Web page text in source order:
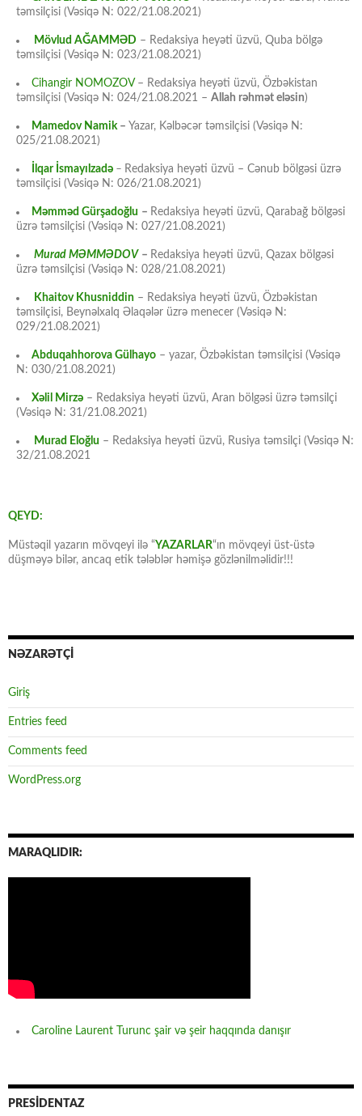
təmsilçisi (Vəsiqə N: 022/21.08.2021)
Mövlud AĞAMMƏD – Redaksiya heyəti üzvü, Quba bölgə
təmsilçisi (Vəsiqə N: 023/21.08.2021)
Cihangir NOMOZOV– Redaksiya heyəti üzvü, Özbəkistan
təmsilçisi (Vəsiqə N: 024/21.08.2021 – Allah rəhmət eləsin)
Mamedov Namik– Yazar, Kəlbəcər təmsilçisi (Vəsiqə N:
025/21.08.2021)
İlqar İsmayılzadə – Redaksiya heyəti üzvü – Cənub bölgəsi üzrə
təmsilçisi (Vəsiqə N: 026/21.08.2021)
Məmməd Gürşadoğlu – Redaksiya heyəti üzvü, Qarabağ bölgəsi
üzrə təmsilçisi (Vəsiqə N: 027/21.08.2021)
Murad MƏMMƏDOV – Redaksiya heyəti üzvü, Qazax bölgəsi
üzrə təmsilçisi (Vəsiqə N: 028/21.08.2021)
Khaitov Khusniddin – Redaksiya heyəti üzvü, Özbəkistan
təmsilçisi, Beynəlxalq Əlaqələr üzrə menecer (Vəsiqə N:
029/21.08.2021)
Abduqahhorova Gülhayo – yazar, Özbəkistan təmsilçisi (Vəsiqə
N: 030/21.08.2021)
Xəlil Mirzə – Redaksiya heyəti üzvü, Aran bölgəsi üzrə təmsilçi
(Vəsiqə N: 31/21.08.2021)
Murad Eloğlu – Redaksiya heyəti üzvü, Rusiya təmsilçi (Vəsiqə N:
32/21.08.2021
QEYD:
Müstəqil yazarın mövqeyi ilə “YAZARLAR“ın mövqeyi üst-üstə
düşməyə bilər, ancaq etik tələblər həmişə gözlənilməlidir!!!
NƏZARƏTÇİ
Giriş
Entries feed
Comments feed
WordPress.org
MARAQLIDIR:
Caroline Laurent Turunc şair və şeir haqqında danışır
PRESİDENTAZ